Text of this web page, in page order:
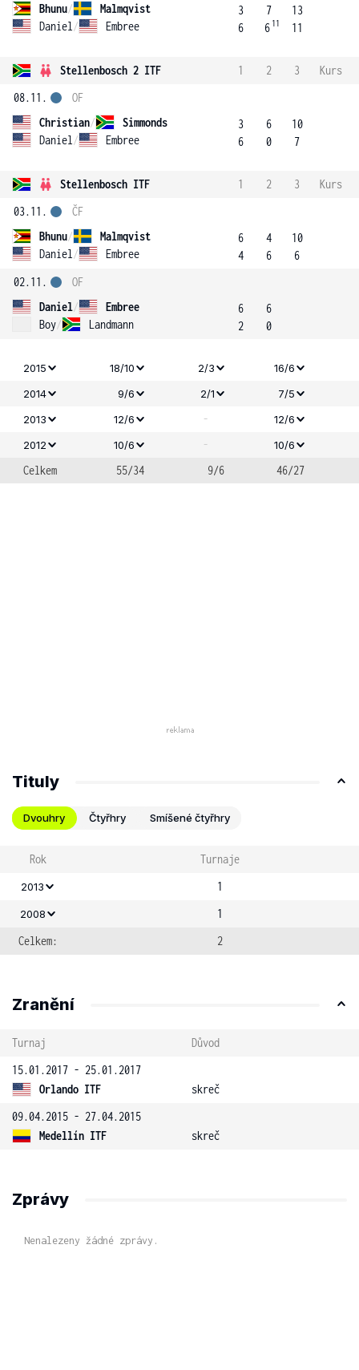
Bhunu/
Malmqvist
Daniel / Embree
3
6
7
6 11
13
11
Stellenbosch 2 ITF 1 2 3
Kurs
08.11.
Christian/
Simmonds
Daniel / Embree
OF
3
6
6
0
10
7
Stellenbosch ITF 1 2 3
Kurs
03.11.
Bhunu/
Malmqvist
Daniel / Embree
ČF
6
4
4
6
10
6
02.11.
Daniel/
Embree
Boy/ Landmann
OF
6
2
6
0
2015 18/10 2/3
16/6
2014
9/6 2/1
7/5
2013
12/6 -
12/6
2012
10/6 - 10/6
Celkem 55/34 9/6 46/27
Tituly
Dvouhry Čtyřhry Smíšené čtyřhry
Rok Turnaje
2013 1
2008
1
Celkem:
2
Zranění
Turnaj
Důvod
15.01.2017 - 25.01.2017
Orlando ITF
skreč
09.04.2015 - 27.04.2015
Medellín ITF
skreč
Zprávy
Nenalezeny žádné zprávy.